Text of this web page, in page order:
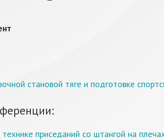
становой тяге и подготовке
приседаний со штангой на